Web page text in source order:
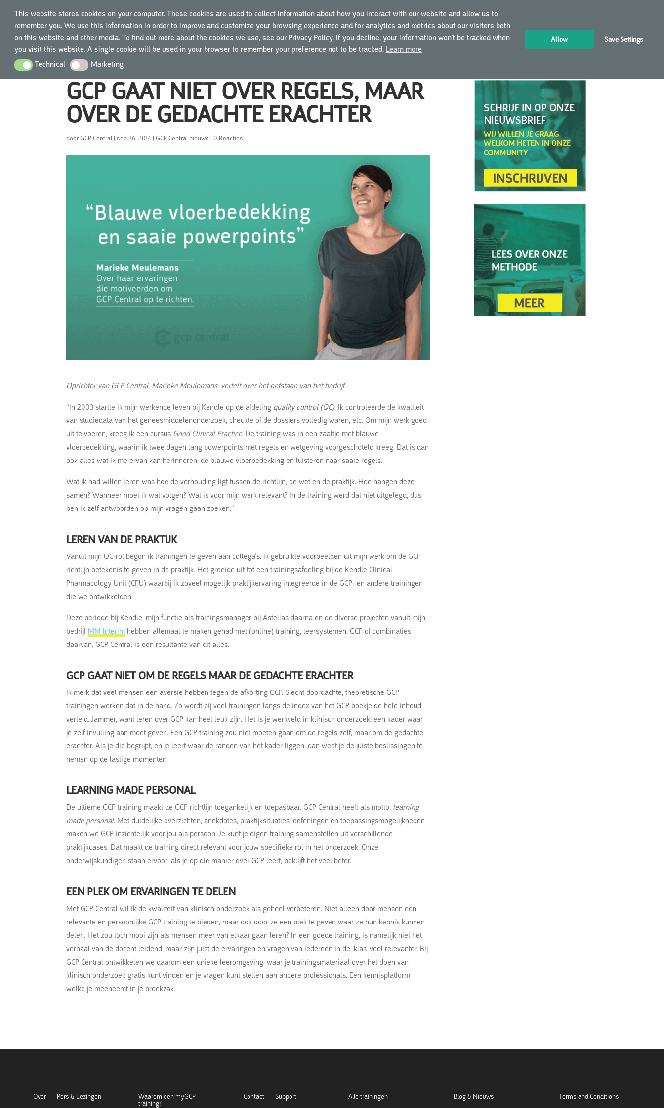
This website stores cookies on your computer. These cookies are used to collect information about how you interact with our website and allow us to
remember you. We use this information in order to improve and customize your browsing experience and for analytics and metrics about our visitors both
on this website and other media. To find out more about the cookies we use, see our Privacy Policy. If you decline, your information won’t be tracked when
you visit this website. A single cookie will be used in your browser to remember your preference not to be tracked. Learn more
TechnicalTechnical MarketingMarketing
Allow Save Settings
TRAININGEN OVER MYGCP VOOR BEDRIJVEN LOGIN NL
GCP GAAT NIET OVER REGELS, MAAR
OVER DE GEDACHTE ERACHTER
doorGCP Central | sep 26, 2014 |GCP Central nieuws |0 Reacties
Oprichter van GCP Central, Marieke Meulemans, vertelt over het ontstaan van het bedrijf.
“In 2003 startte ik mijn werkende leven bij Kendle op de afdeling quality control (QC). Ik controleerde de kwaliteit
van studiedata van het geneesmiddelenonderzoek, checkte of de dossiers volledig waren, etc. Om mijn werk goed
uit te voeren, kreeg ik een cursus Good Clinical Practice. De training was in een zaaltje met blauwe
vloerbedekking, waarin ik twee dagen lang powerpoints met regels en wetgeving voorgeschoteld kreeg. Dat is dan
ook alles wat ik me ervan kan herinneren: de blauwe vloerbedekking en luisteren naar saaie regels.
Wat ik had willen leren was hoe de verhouding ligt tussen de richtlijn, de wet en de praktijk. Hoe hangen deze
samen? Wanneer moet ik wat volgen? Wat is voor mijn werk relevant? In de training werd dat niet uitgelegd, dus
ben ik zelf antwoorden op mijn vragen gaan zoeken.”
LEREN VAN DE PRAKTIJK
Vanuit mijn QC-rol begon ik trainingen te geven aan collega’s. Ik gebruikte voorbeelden uit mijn werk om de GCP
richtlijn betekenis te geven in de praktijk. Het groeide uit tot een trainingsafdeling bij de Kendle Clinical
Pharmacology Unit (CPU) waarbij ik zoveel mogelijk praktijkervaring integreerde in de GCP- en andere trainingen
die we ontwikkelden.
Deze periode bij Kendle, mijn functie als trainingsmanager bij Astellas daarna en de diverse projecten vanuit mijn
bedrijf MM Interim hebben allemaal te maken gehad met (online) training, leersystemen, GCP of combinaties
daarvan. GCP Central is een resultante van dit alles.
GCP GAAT NIET OM DE REGELS MAAR DE GEDACHTE ERACHTER
Ik merk dat veel mensen een aversie hebben tegen de afkorting GCP. Slecht doordachte, theoretische GCP
trainingen werken dat in de hand. Zo wordt bij veel trainingen langs de index van het GCP boekje de hele inhoud
verteld. Jammer, want leren over GCP kan heel leuk zijn. Het is je werkveld in klinisch onderzoek, een kader waar
je zelf invulling aan moet geven. Een GCP training zou niet moeten gaan om de regels zelf, maar om de gedachte
erachter. Als je die begrijpt, en je leert waar de randen van het kader liggen, dan weet je de juiste beslissingen te
nemen op de lastige momenten.
LEARNING MADE PERSONAL
De ultieme GCP training maakt de GCP richtlijn toegankelijk en toepasbaar. GCP Central heeft als motto: learning
made personal. Met duidelijke overzichten, anekdotes, praktijksituaties, oefeningen en toepassingsmogelijkheden
maken we GCP inzichtelijk voor jou als persoon. Je kunt je eigen training samenstellen uit verschillende
praktijkcases. Dat maakt de training direct relevant voor jouw specifieke rol in het onderzoek. Onze
onderwijskundigen staan ervoor: als je op die manier over GCP leert, beklijft het veel beter.
EEN PLEK OM ERVARINGEN TE DELEN
Met GCP Central wil ik de kwaliteit van klinisch onderzoek als geheel verbeteren. Niet alleen door mensen een
relevante en persoonlijke GCP training te bieden, maar ook door ze een plek te geven waar ze hun kennis kunnen
delen. Het zou toch mooi zijn als mensen meer van elkaar gaan leren? In een goede training, is namelijk niet het
verhaal van de docent leidend, maar zijn juist de ervaringen en vragen van iedereen in de ‘klas’ veel relevanter. Bij
GCP Central ontwikkelen we daarom een unieke leeromgeving, waar je trainingsmateriaal over het doen van
klinisch onderzoek gratis kunt vinden en je vragen kunt stellen aan andere professionals. Een kennisplatform
welke je meeneemt in je broekzak.
Over Pers & Lezingen
Waarom een myGCP
training?
Contact Support
Alle trainingen
Blog & Nieuws
Terms and Conditions